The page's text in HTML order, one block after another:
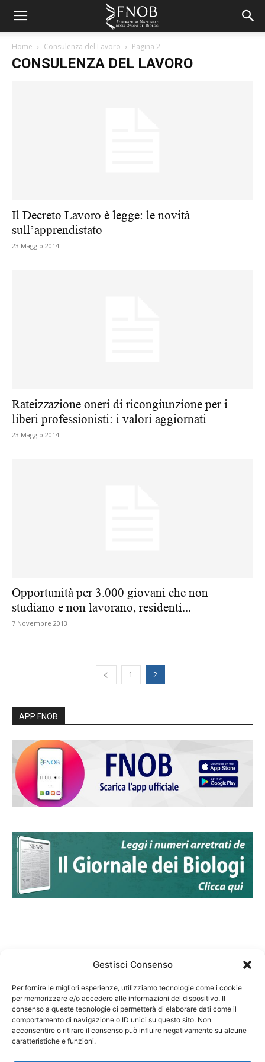
Gestisci Consenso
Per fornire le migliori esperienze, utilizziamo tecnologie come i cookie
per memorizzare e/o accedere alle informazioni del dispositivo. Il
consenso a queste tecnologie ci permetterà di elaborare dati come il
comportamento di navigazione o ID unici su questo sito. Non
acconsentire o ritirare il consenso può influire negativamente su alcune
caratteristiche e funzioni.
Home Consulenza del Lavoro Pagina 2
CONSULENZA DEL LAVORO
Il Decreto Lavoro è legge: le novità
sull’apprendistato
23 Maggio 2014
Rateizzazione oneri di ricongiunzione per i
liberi professionisti: i valori aggiornati
23 Maggio 2014
Opportunità per 3.000 giovani che non
studiano e non lavorano, residenti...
7 Novembre 2013
1 2
APP FNOB
Federazione Nazionale Degli Ordini dei Biologi:
codice fiscale 80069130583
Responsabile sito internet www.fnob.it: Vincenzo